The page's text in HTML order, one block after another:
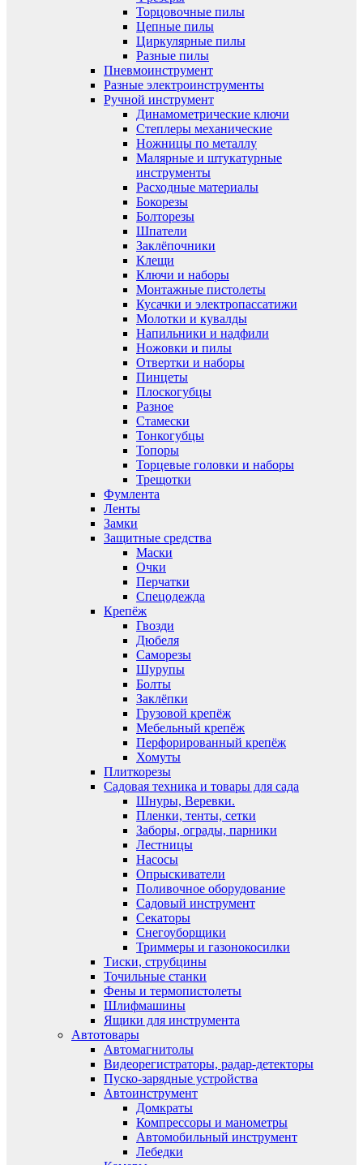
Торцовочные пилы
Цепные пилы
Циркулярные пилы
Разные пилы
Пневмоинструмент
Разные электроинструменты
Ручной инструмент
Динамометрические ключи
Степлеры механические
Ножницы по металлу
Малярные и штукатурные
инструменты
Расходные материалы
Бокорезы
Болторезы
Шпатели
Заклёпочники
Клещи
Ключи и наборы
Монтажные пистолеты
Кусачки и электропассатижи
Молотки и кувалды
Напильники и надфили
Ножовки и пилы
Отвертки и наборы
Пинцеты
Плоскогубцы
Разное
Стамески
Тонкогубцы
Топоры
Торцевые головки и наборы
Трещотки
Фумлента
Ленты
Замки
Защитные средства
Маски
Очки
Перчатки
Спецодежда
Крепёж
Гвозди
Дюбеля
Саморезы
Шурупы
Болты
Заклёпки
Грузовой крепёж
Мебельный крепёж
Перфорированный крепёж
Хомуты
Плиткорезы
Садовая техника и товары для сада
Шнуры, Веревки.
Пленки, тенты, сетки
Заборы, ограды, парники
Лестницы
Насосы
Опрыскиватели
Поливочное оборудование
Садовый инструмент
Секаторы
Снегоуборщики
Триммеры и газонокосилки
Тиски, струбцины
Точильные станки
Фены и термопистолеты
Шлифмашины
Ящики для инструмента
Автотовары
Автомагнитолы
Видеорегистраторы, радар-детекторы
Пуско-зарядные устройства
Автоинструмент
Домкраты
Компрессоры и манометры
Автомобильный инструмент
Лебедки